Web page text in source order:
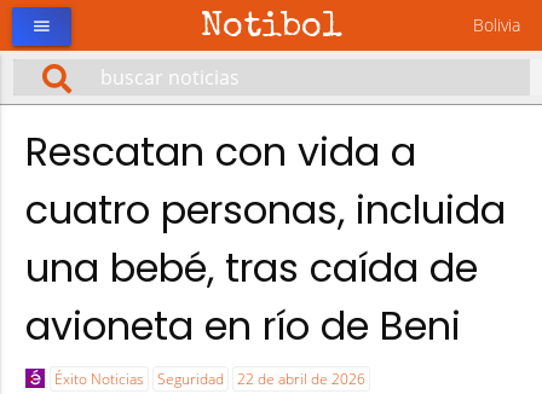
Notibol Bolivia
menu
Rescatan con vida a
cuatro personas, incluida
una bebé, tras caída de
avioneta en río de Beni
Éxito Noticias Seguridad 22 de abril de 2026